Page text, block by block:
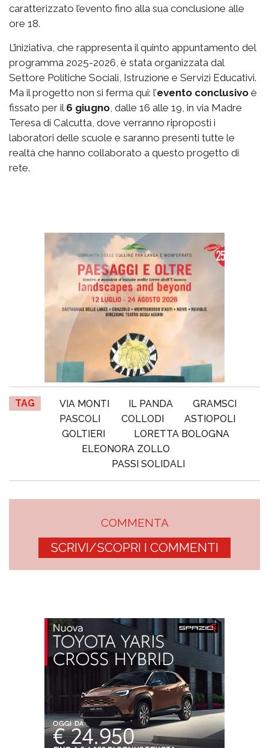
caratterizzato l’evento fino alla sua conclusione alle
ore 18.
L’iniziativa, che rappresenta il quinto appuntamento del
programma 2025-2026, è stata organizzata dal
Settore Politiche Sociali, Istruzione e Servizi Educativi.
Ma il progetto non si ferma qui: l’evento conclusivo è
fissato per il 6 giugno , dalle 16 alle 19, in via Madre
Teresa di Calcutta, dove verranno riproposti i
laboratori delle scuole e saranno presenti tutte le
realtà che hanno collaborato a questo progetto di
rete.
TAG VIA MONTI IL PANDA
GRAMSCI
PASCOLI
COLLODI
ASTIOPOLI
GOLTIERI
LORETTA BOLOGNA
ELEONORA ZOLLO
PASSI SOLIDALI
COMMENTA
SCRIVI/SCOPRI I COMMENTI